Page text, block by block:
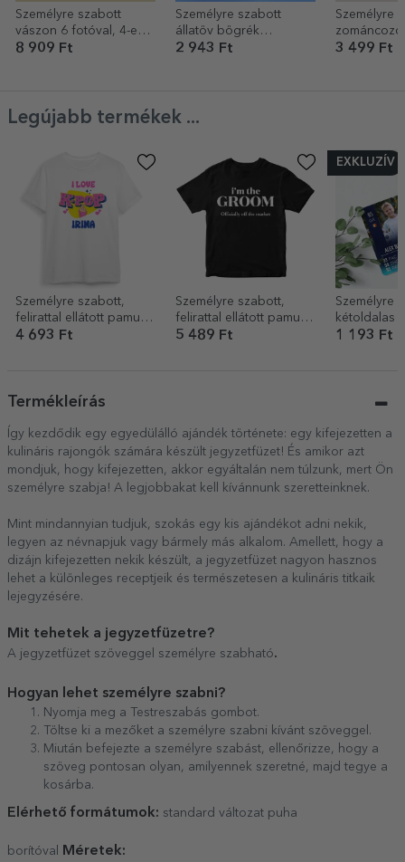
Személyre szabott
vászon 6 fotóval, 4-es
modellszámmal és
8 909 Ft
Személyre szabott
állatöv bögrék
szöveggel - Ikrek
2 943 Ft
Személyre
bögre –
3 499 Ft
Legújabb termékek ...
Személyre szabott,
felirattal ellátott pamut
póló gyerekeknek –
4 693 Ft
Személyre szabott,
felirattal ellátott pamut
póló – A vőlegény
5 489 Ft
EXKLUZÍV
Személyre
kétoldalas
kártya
1 193 Ft
Termékleírás
Így kezdődik egy egyedülálló ajándék története: egy kifejezetten a
kulináris rajongók számára készült jegyzetfüzet! És amikor azt
mondjuk, hogy kifejezetten, akkor egyáltalán nem túlzunk, mert Ön
személyre szabja! A legjobbakat kell kívánnunk szeretteinknek.
Mint mindannyian tudjuk, szokás egy kis ajándékot adni nekik,
legyen az névnapjuk vagy bármely más alkalom. Amellett, hogy a
dizájn kifejezetten nekik készült, a jegyzetfüzet nagyon hasznos
lehet a különleges receptjeik és természetesen a kulináris titkaik
lejegyzésére.
Mit tehetek a jegyzetfüzetre?
A jegyzetfüzet szöveggel személyre szabható.
Hogyan lehet személyre szabni?
Nyomja meg a Testreszabás gombot.
Töltse ki a mezőket a személyre szabni kívánt szöveggel.
Miután befejezte a személyre szabást, ellenőrizze, hogy a
szöveg pontosan olyan, amilyennek szeretné, majd tegye a
kosárba.
Elérhető formátumok: standard változat puha
borítóval Méretek: